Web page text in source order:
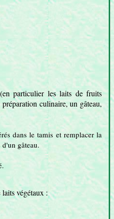
particulier les laits de fruits
culinaire, un gâteau,
dans le tamis et remplacer la
gâteau.
végétaux :